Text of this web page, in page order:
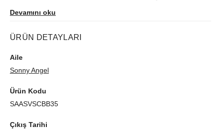
koleksiyonerler için eğlenceli bir keşif deneyimi sunar. Yaklaşık
masa üstü dekoru, hediye amaçlı kullanıma uygundur. Kawaii
popülerleşen Animal Series Ver.3, hem duygusal bağ
kurabileceğiniz hem de koleksiyon tutkusunu besleyen eşsiz bir
Devamını oku
ÜRÜN DETAYLARI
Aile
Sonny Angel
Ürün Kodu
SAASVSCBB35
Çıkış Tarihi